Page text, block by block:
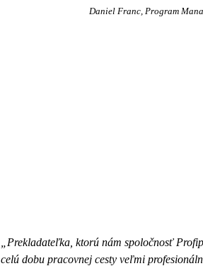
Daniel Franc Program
„Prekladateľka, ktorú nám spoločnosť
celú dobu pracovnej cesty veľmi